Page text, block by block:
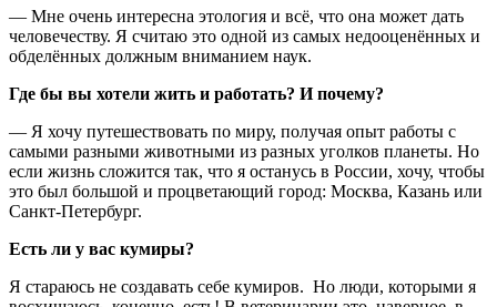
— Мне очень интересна этология и всё, что она может дать
человечеству. Я считаю это одной из самых недооценённых и
обделённых должным вниманием наук.
Где бы вы хотели жить и работать? И почему?
— Я хочу путешествовать по миру, получая опыт работы с
самыми разными животными из разных уголков планеты. Но
если жизнь сложится так, что я останусь в России, хочу, чтобы
это был большой и процветающий город: Москва, Казань или
Санкт-Петербург.
Есть ли у вас кумиры?
Я стараюсь не создавать себе кумиров. Но люди, которыми я